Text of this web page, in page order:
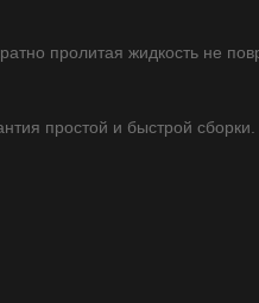
пролитая жидкость не
простой и быстрой сборки.